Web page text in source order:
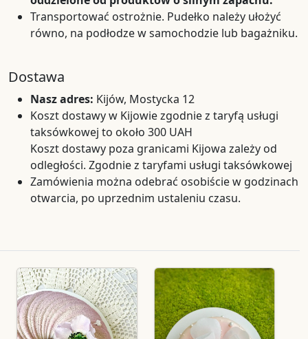
Transportować ostrożnie. Pudełko należy ułożyć
równo, na podłodze w samochodzie lub bagażniku.
Dostawa
Nasz adres: Kijów, Mostycka 12
Koszt dostawy w Kijowie zgodnie z taryfą usługi
taksówkowej to około 300 UAH
Koszt dostawy poza granicami Kijowa zależy od
odległości. Zgodnie z taryfami usługi taksówkowej
Zamówienia można odebrać osobiście w godzinach
otwarcia, po uprzednim ustaleniu czasu.